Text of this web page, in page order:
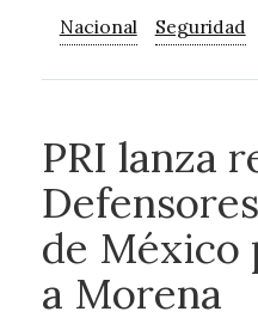
Nacional Seguridad
PRI lanza
de México
a Morena